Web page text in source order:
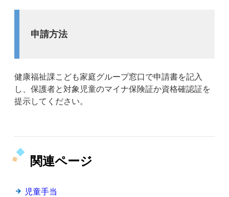
申請方法
健康福祉課こども家庭グループ窓口で申請書を記入
し、保護者と対象児童のマイナ保険証か資格確認証を
提示してください。
関連ページ
児童手当